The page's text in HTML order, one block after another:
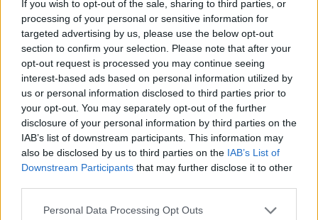
If you wish to opt-out of the sale, sharing to third parties, or
processing of your personal or sensitive information for
targeted advertising by us, please use the below opt-out
section to confirm your selection. Please note that after your
opt-out request is processed you may continue seeing
interest-based ads based on personal information utilized by
us or personal information disclosed to third parties prior to
your opt-out. You may separately opt-out of the further
disclosure of your personal information by third parties on the
IAB’s list of downstream participants. This information may
also be disclosed by us to third parties on the IAB’s List of
Downstream Participants that may further disclose it to other
Personal Data Processing Opt Outs